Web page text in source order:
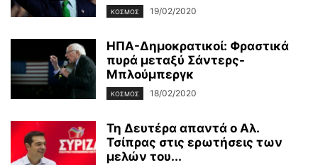
ΚΌΣΜΟΣ 19/02/2020
ΗΠΑ-Δημοκρατικοί: Φραστικά
πυρά μεταξύ Σάντερς-
Μπλούμπεργκ
ΚΌΣΜΟΣ 18/02/2020
Τη Δευτέρα απαντά ο Αλ.
Τσίπρας στις ερωτήσεις των
μελών του...